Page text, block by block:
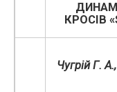
КРОСІВ
Чугрій Г.